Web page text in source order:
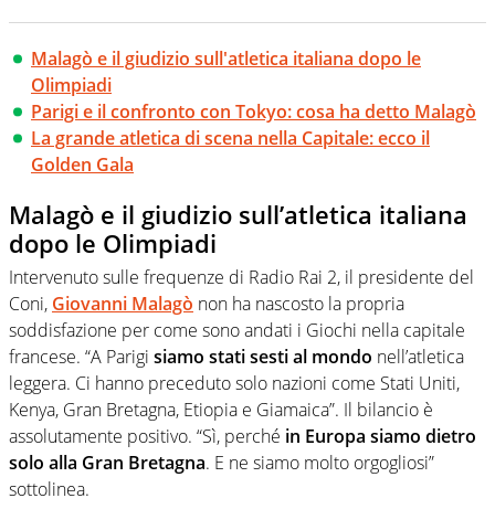
Malagò e il giudizio sull'atletica italiana dopo le
Olimpiadi
Parigi e il confronto con Tokyo: cosa ha detto Malagò
La grande atletica di scena nella Capitale: ecco il
Golden Gala
Malagò e il giudizio sull’atletica italiana
dopo le Olimpiadi
Intervenuto sulle frequenze di Radio Rai 2, il presidente del
Coni, Giovanni Malagò non ha nascosto la propria
soddisfazione per come sono andati i Giochi nella capitale
francese. “A Parigi siamo stati sesti al mondo nell’atletica
leggera. Ci hanno preceduto solo nazioni come Stati Uniti,
Kenya, Gran Bretagna, Etiopia e Giamaica”. Il bilancio è
assolutamente positivo. “Sì, perché in Europa siamo dietro
solo alla Gran Bretagna. E ne siamo molto orgogliosi”
sottolinea.